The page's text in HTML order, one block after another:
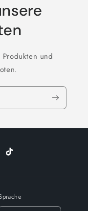
Produkten und
TikTok